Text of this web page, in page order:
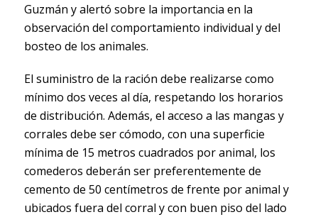
Guzmán y alertó sobre la importancia en la
observación del comportamiento individual y del
bosteo de los animales.
El suministro de la ración debe realizarse como
mínimo dos veces al día, respetando los horarios
de distribución. Además, el acceso a las mangas y
corrales debe ser cómodo, con una superficie
mínima de 15 metros cuadrados por animal, los
comederos deberán ser preferentemente de
cemento de 50 centímetros de frente por animal y
ubicados fuera del corral y con buen piso del lado